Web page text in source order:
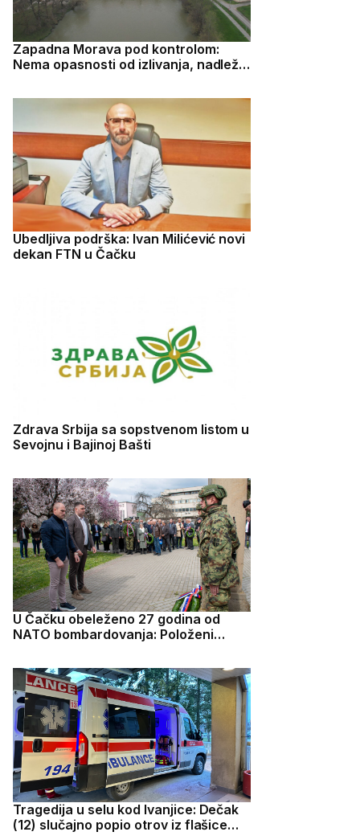
Zapadna Morava pod kontrolom:
Nema opasnosti od izlivanja, nadležni
Ubedljiva podrška: Ivan Milićević novi
dekan FTN u Čačku
Zdrava Srbija sa sopstvenom listom u
Sevojnu i Bajinoj Bašti
U Čačku obeleženo 27 godina od
NATO bombardovanja: Položeni
Tragedija u selu kod Ivanjice: Dečak
(12) slučajno popio otrov iz flašice